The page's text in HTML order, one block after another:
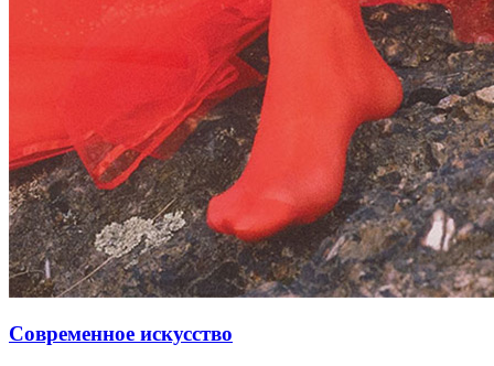
Современное искусство